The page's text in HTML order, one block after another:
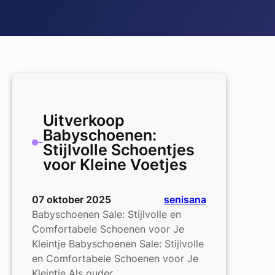
Uitverkoop
Babyschoenen:
Stijlvolle Schoentjes
voor Kleine Voetjes
07 oktober 2025
senisana
Babyschoenen Sale: Stijlvolle en
Comfortabele Schoenen voor Je
Kleintje Babyschoenen Sale: Stijlvolle
en Comfortabele Schoenen voor Je